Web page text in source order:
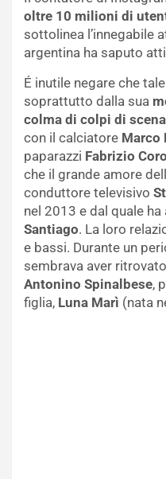
oltre 10 milioni di
sottolinea l’innegabile
argentina ha saputo
É inutile negare che
soprattutto dalla sua
colma di colpi di
con il calciatore Marco
paparazzi Fabrizio
che il grande amore
conduttore televisivo
nel 2013 e dal quale
Santiago. La loro
e bassi. Durante un
sembrava aver
Antonino Spinalbese,
figlia, Luna Marì (nata